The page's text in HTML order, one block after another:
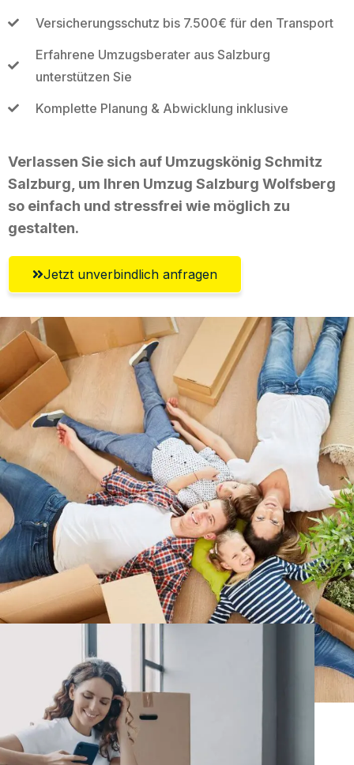
Versicherungsschutz bis 7.500€ für den Transport
Erfahrene Umzugsberater aus Salzburg
unterstützen Sie
Komplette Planung & Abwicklung inklusive
Verlassen Sie sich auf Umzugskönig Schmitz
Salzburg, um Ihren Umzug Salzburg Wolfsberg
so einfach und stressfrei wie möglich zu
gestalten.
Jetzt unverbindlich anfragen